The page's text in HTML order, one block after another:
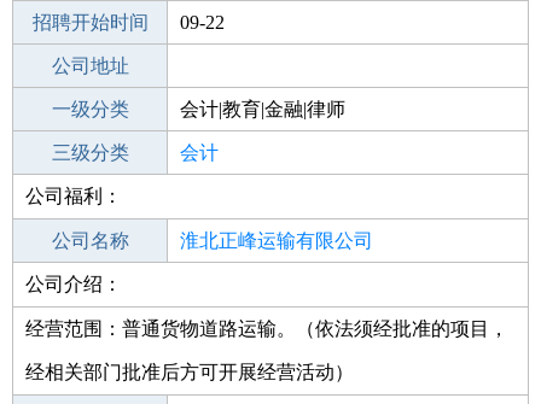
公司电话
招聘开始时间 09-22
招聘结束时间
公司地址
一级分类 会计|教育|金融|律师
二级分类 财务/会计
三级分类 会计
其他行业
公司福利：
公司名称 淮北正峰运输有限公司
公司类型
公司介绍：
经营范围：普通货物道路运输。（依法须经批准的项目，
经相关部门批准后方可开展经营活动）